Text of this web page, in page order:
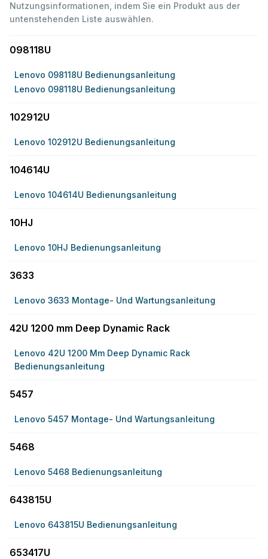
Nutzungsinformationen, indem Sie ein Produkt aus der
untenstehenden Liste auswählen.
098118U
Lenovo 098118U Bedienungsanleitung
Lenovo 098118U Bedienungsanleitung
102912U
Lenovo 102912U Bedienungsanleitung
104614U
Lenovo 104614U Bedienungsanleitung
10HJ
Lenovo 10HJ Bedienungsanleitung
3633
Lenovo 3633 Montage- Und Wartungsanleitung
42U 1200 mm Deep Dynamic Rack
Lenovo 42U 1200 Mm Deep Dynamic Rack
Bedienungsanleitung
5457
Lenovo 5457 Montage- Und Wartungsanleitung
5468
Lenovo 5468 Bedienungsanleitung
643815U
Lenovo 643815U Bedienungsanleitung
653417U